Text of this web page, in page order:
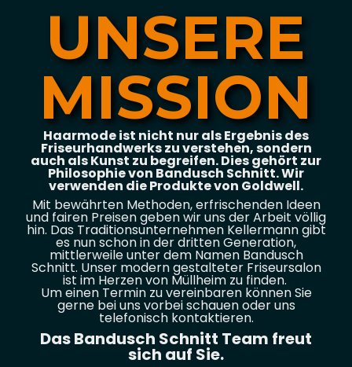
UNSERE
MISSION
Haarmode ist nicht nur als Ergebnis des
Friseurhandwerks zu verstehen, sondern
auch als Kunst zu begreifen. Dies gehört zur
Philosophie von Bandusch Schnitt. Wir
verwenden die Produkte von Goldwell.
Mit bewährten Methoden, erfrischenden Ideen
und fairen Preisen geben wir uns der Arbeit völlig
hin. Das Traditionsunternehmen Kellermann gibt
es nun schon in der dritten Generation,
mittlerweile unter dem Namen Bandusch
Schnitt. Unser modern gestalteter Friseursalon
ist im Herzen von Müllheim zu finden.
Um einen Termin zu vereinbaren können Sie
gerne bei uns vorbei schauen oder uns
telefonisch kontaktieren.
Das Bandusch Schnitt Team freut
sich auf Sie.